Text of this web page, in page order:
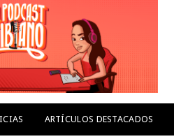
ARTÍCULOS DESTACADOS